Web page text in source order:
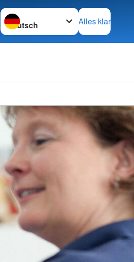
Sprache wechseln zu
Alles klar